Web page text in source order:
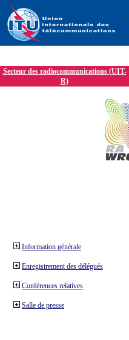
Secteur des radiocommunications (UIT-
R)
Information générale
Enregistrement des délégués
Conférences relatives
Salle de presse